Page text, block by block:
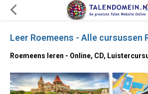
Leer Roemeens - Alle cursussen
Roemeens leren - Online, CD,